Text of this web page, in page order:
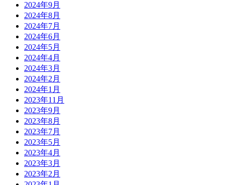
2024年9月
2024年8月
2024年7月
2024年6月
2024年5月
2024年4月
2024年3月
2024年2月
2024年1月
2023年11月
2023年9月
2023年8月
2023年7月
2023年5月
2023年4月
2023年3月
2023年2月